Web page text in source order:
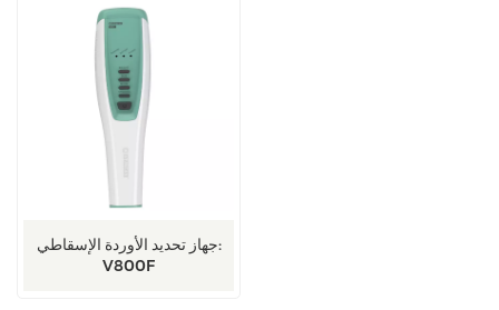
جهاز تحديد الأوردة الإسقاطي:
V800F